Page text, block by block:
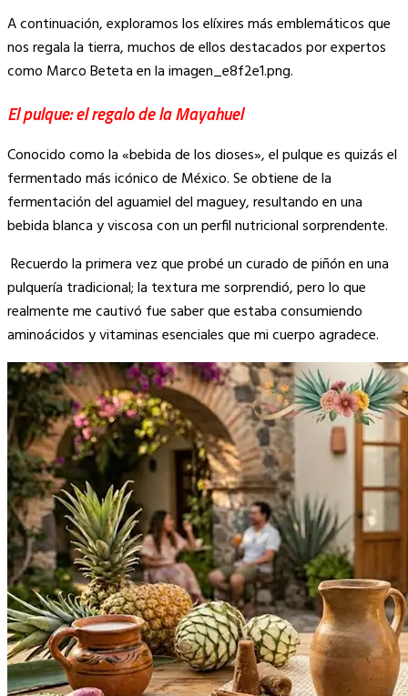
A continuación, exploramos los elíxires más emblemáticos que
nos regala la tierra, muchos de ellos destacados por expertos
como Marco Beteta en la imagen_e8f2e1.png.
El pulque: el regalo de la Mayahuel
Conocido como la «bebida de los dioses», el pulque es quizás el
fermentado más icónico de México. Se obtiene de la
fermentación del aguamiel del maguey, resultando en una
bebida blanca y viscosa con un perfil nutricional sorprendente.
Recuerdo la primera vez que probé un curado de piñón en una
pulquería tradicional; la textura me sorprendió, pero lo que
realmente me cautivó fue saber que estaba consumiendo
aminoácidos y vitaminas esenciales que mi cuerpo agradece.